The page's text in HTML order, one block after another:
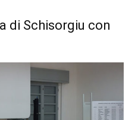
di Schisorgiu con